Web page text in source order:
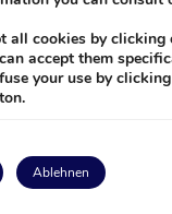
unvergleichlichen
Princess
atemberaubendem
Aufenthalt mit
all cookies by
accept them
your use by
Ablehnen